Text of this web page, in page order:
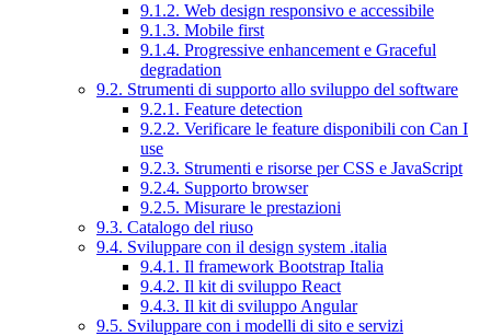
9.1.2. Web design responsivo e accessibile
9.1.3. Mobile first
9.1.4. Progressive enhancement e Graceful
degradation
9.2. Strumenti di supporto allo sviluppo del software
9.2.1. Feature detection
9.2.2. Verificare le feature disponibili con Can I
use
9.2.3. Strumenti e risorse per CSS e JavaScript
9.2.4. Supporto browser
9.2.5. Misurare le prestazioni
9.3. Catalogo del riuso
9.4. Sviluppare con il design system .italia
9.4.1. Il framework Bootstrap Italia
9.4.2. Il kit di sviluppo React
9.4.3. Il kit di sviluppo Angular
9.5. Sviluppare con i modelli di sito e servizi